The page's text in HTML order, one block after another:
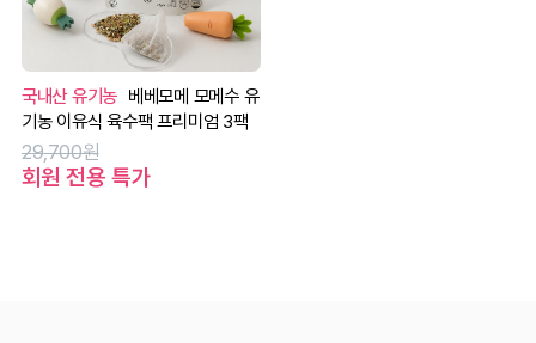
국내산 유기농 베베모메 모메수 유
기농 이유식 육수팩 프리미엄 3팩
29,700원
회원 전용 특가